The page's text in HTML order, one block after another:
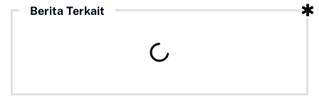
Berita Terkait